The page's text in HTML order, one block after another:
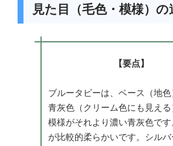
見た目（毛色・模様）の
【要点】
ブルータビーは、ベース（地
青灰色（クリーム色にも見え
模様がそれより濃い青灰色で
が比較的柔らかいです。シル